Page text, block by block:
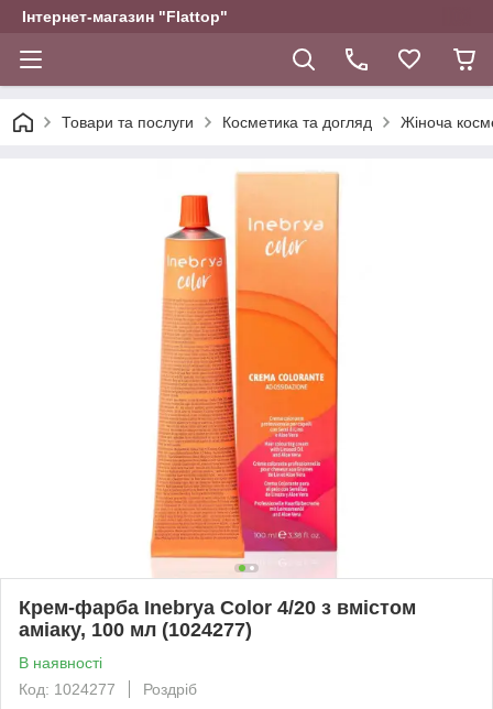
Інтернет-магазин "Flattop"
Товари та послуги Косметика та догляд Жіноча
Крем-фарба Inebrya Сolor 4/20 з вмiстом
амiаку, 100 мл (1024277)
В наявності
Код: 1024277
Роздріб